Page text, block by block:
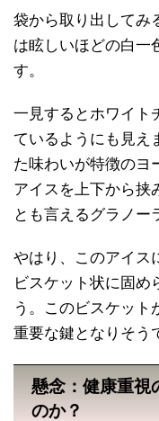
袋から取り出してみ
は眩しいほどの白一
す。
一見するとホワイト
ているようにも見え
た味わいが特徴のヨ
アイスを上下から挟
とも言えるグラノー
やはり、このアイス
ビスケット状に固め
う。このビスケット
重要な鍵となりそう
懸念：健康重視
のか？